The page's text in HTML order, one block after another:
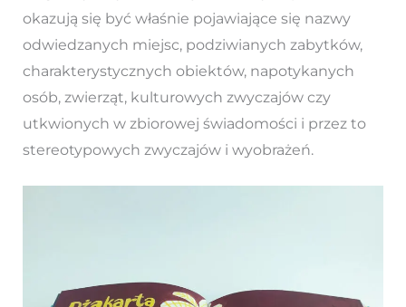
okazują się być właśnie pojawiające się nazwy
odwiedzanych miejsc, podziwianych zabytków,
charakterystycznych obiektów, napotykanych
osób, zwierząt, kulturowych zwyczajów czy
utkwionych w zbiorowej świadomości i przez to
stereotypowych zwyczajów i wyobrażeń.